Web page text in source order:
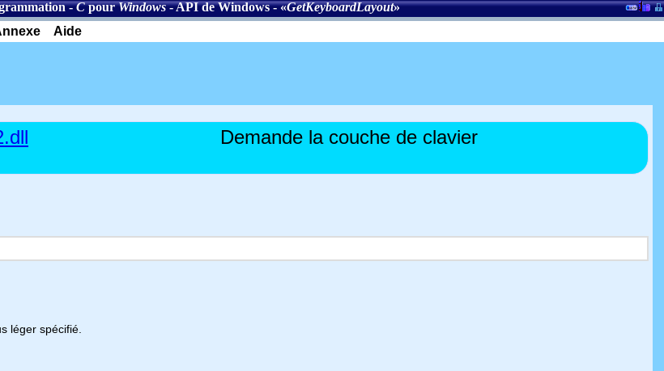
-CpourWindows-API de Windows- «GetKeyboardLayout»
Aide
Demande la couche de clavier
léger spécifié.